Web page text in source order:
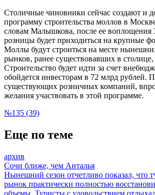
Столичные чиновники сейчас создают и
программу строительства моллов в
словам Малышкова, после ее воплощения
розницы будет приходиться на крупные
Моллы будут строиться на месте
рынков, ранее существовавших в
Строительство будет идти за счет
обойдется инвесторам в 72 млрд рублей.
существующих розничных компаний,
желания участвовать в этой программе.
№135 (39)
Еще по теме
архив
Сочи ближе, чем Анталья
Нынешний сезон отчетливо показал, что
рынок практически полностью
объемы. Туристы с удовольствием